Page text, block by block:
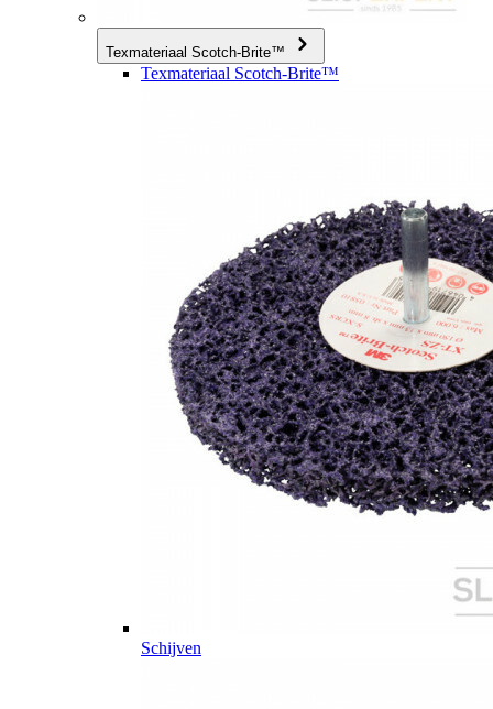
Texmateriaal Scotch-Brite™
Texmateriaal Scotch-Brite™
Schijven